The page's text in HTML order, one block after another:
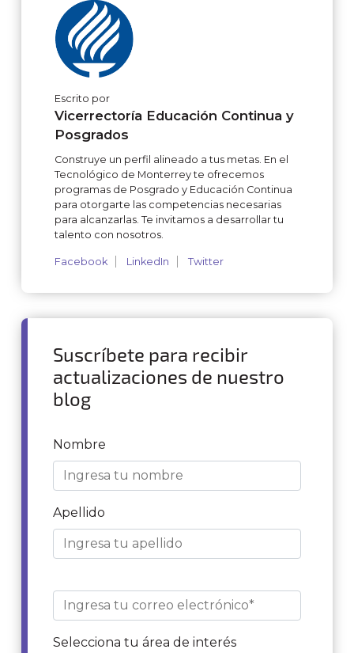
Escrito por
Vicerrectoría Educación Continua y
Posgrados
Construye un perfil alineado a tus metas. En el
Tecnológico de Monterrey te ofrecemos
programas de Posgrado y Educación Continua
para otorgarte las competencias necesarias
para alcanzarlas. Te invitamos a desarrollar tu
talento con nosotros.
Facebook LinkedIn Twitter
Suscríbete para recibir
actualizaciones de nuestro
blog
Nombre
Apellido
Selecciona tu área de interés